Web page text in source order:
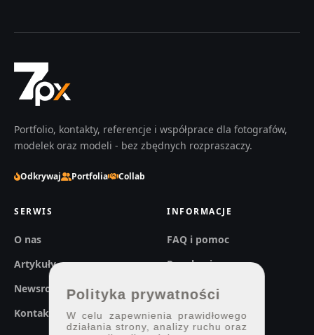
Portfolio, kontakty, referencje i współprace dla fotografów,
modelek oraz modeli - bez zbędnych rozpraszaczy.
Odkrywaj Portfolia Collab
SERWIS
O nas
Artykuły
Newsroom
Kontakt
INFORMACJE
FAQ i pomoc
Regulaminy
Prywatność
Polityka prywatności
W celu zapewnienia prawidłowego
działania strony, analizy ruchu oraz